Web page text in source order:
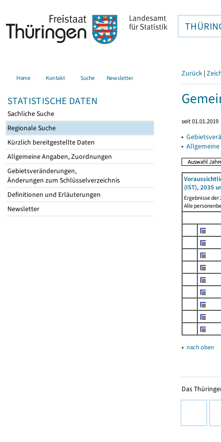
Home Kontakt Suche Newsletter
STATISTISCHE DATEN
Sachliche Suche
Regionale Suche
Kürzlich bereitgestellte Daten
Allgemeine Angaben, Zuordnungen
Gebietsveränderungen,
Änderungen zum Schlüsselverzeichnis
Definitionen und Erläuterungen
Newsletter
Zurück |
seit 01.01.2019
▸
▸
(IST), 2035
Ergebnisse
Alle
▴ nach oben
Das